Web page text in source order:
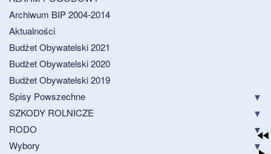
Archiwum BIP 2004-2014
Aktualności
Budżet Obywatelski 2021
Budżet Obywatelski 2020
Budżet Obywatelski 2019
Spisy Powszechne
SZKODY ROLNICZE
RODO
Wybory